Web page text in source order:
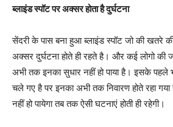
ब्लाइंड स्पॉट पर अक्सर होता है दुर्घटना
सेंदरी के पास बना हुआ ब्लाइंड स्पॉट जो की खतरे
अक्सर दुर्घटना होते ही रहते है। और कई लोगो
अभी तक इनका सुधार नहीं हो पाया है। इसके
चले गए है पर इनका अभी तक निवारण होते रहा
नहीं हो पायेगा तब तक ऐसी घटनाएं होती ही रहेगी।